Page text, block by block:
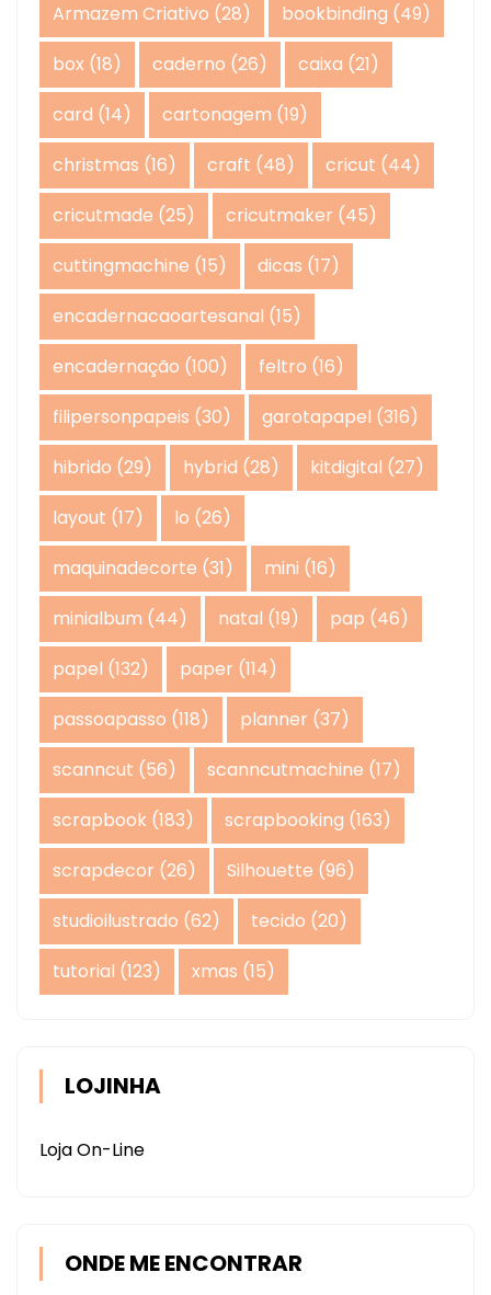
Armazem Criativo (28) bookbinding (49)
box (18) caderno (26) caixa (21)
card (14) cartonagem (19)
christmas (16) craft (48) cricut (44)
cricutmade (25) cricutmaker (45)
cuttingmachine (15) dicas (17)
encadernacaoartesanal (15)
encadernação (100) feltro (16)
filipersonpapeis (30) garotapapel (316)
hibrido (29) hybrid (28) kitdigital (27)
layout (17) lo (26)
maquinadecorte (31) mini (16)
minialbum (44) natal (19) pap (46)
papel (132) paper (114)
passoapasso (118) planner (37)
scanncut (56) scanncutmachine (17)
scrapbook (183) scrapbooking (163)
scrapdecor (26) Silhouette (96)
studioilustrado (62) tecido (20)
tutorial (123) xmas (15)
LOJINHA
Loja On-Line
ONDE ME ENCONTRAR